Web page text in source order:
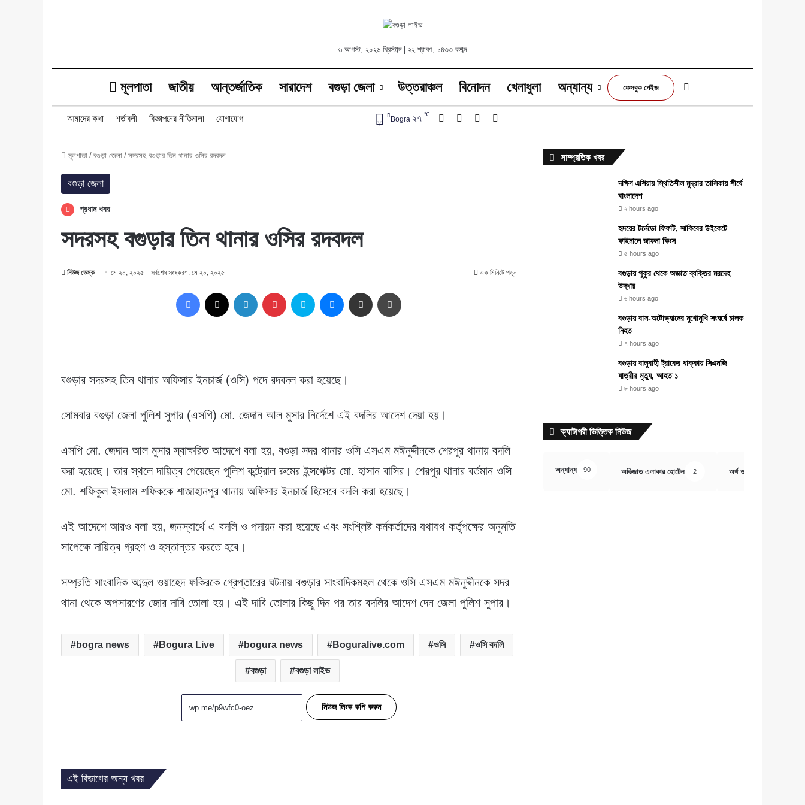
৬ আগস্ট, ২০২৬ খ্রিস্টাব্দ | ২২ শ্রাবণ, ১৪৩৩ বঙ্গাব্দ
মূলপাতা জাতীয় আন্তর্জাতিক সারাদেশ বগুড়া জেলা উত্তরাঞ্চল বিনোদন খেলাধুলা অন্যান্য ফেসবুক পেইজ
আমাদের কথা শর্তাবলী বিজ্ঞাপনের নীতিমালা যোগাযোগ Bogra ২৭ ℃ Facebook YouTube
মূলপাতা / বগুড়া জেলা / সদরসহ বগুড়ার তিন থানার ওসির রদবদল
বগুড়া জেলা
প্রধান খবর
সদরসহ বগুড়ার তিন থানার ওসির রদবদল
নিউজ ডেস্ক মে ২০, ২০২৫ সর্বশেষ সংষ্করণ: মে ২০, ২০২৫ এক মিনিটে পড়ুন
Facebook LinkedIn Pinterest Skype MessengerShare via Email
বগুড়ার সদরসহ তিন থানার অফিসার ইনচার্জ (ওসি) পদে রদবদল করা হয়েছে।
সোমবার বগুড়া জেলা পুলিশ সুপার (এসপি) মো. জেদান আল মুসার নির্দেশে এই বদলির আদেশ দেয়া হয়।
এসপি মো. জেদান আল মুসার স্বাক্ষরিত আদেশে বলা হয়, বগুড়া সদর থানার ওসি এসএম মঈনুদ্দীনকে শেরপুর থানায় বদলি
করা হয়েছে। তার স্থলে দায়িত্ব পেয়েছেন পুলিশ কন্ট্রোল রুমের ইন্সপেক্টর মো. হাসান বাসির। শেরপুর থানার বর্তমান ওসি
মো. শফিকুল ইসলাম শফিককে শাজাহানপুর থানায় অফিসার ইনচার্জ হিসেবে বদলি করা হয়েছে।
এই আদেশে আরও বলা হয়, জনস্বার্থে এ বদলি ও পদায়ন করা হয়েছে এবং সংশ্লিষ্ট কর্মকর্তাদের যথাযথ কর্তৃপক্ষের অনুমতি
সাপেক্ষে দায়িত্ব গ্রহণ ও হস্তান্তর করতে হবে।
সম্প্রতি সাংবাদিক আব্দুল ওয়াহেদ ফকিরকে গ্রেপ্তারের ঘটনায় বগুড়ার সাংবাদিকমহল থেকে ওসি এসএম মঈনুদ্দীনকে সদর
থানা থেকে অপসারণের জোর দাবি তোলা হয়। এই দাবি তোলার কিছু দিন পর তার বদলির আদেশ দেন জেলা পুলিশ সুপার।
bogra news Bogura Live bogura news Boguralive.com ওসি ওসি বদলি
বগুড়া বগুড়া লাইভ
নিউজ লিংক কপি করুন
এই বিভাগের অন্য খবর
সাম্প্রতিক খবর
দক্ষিণ এশিয়ায় স্থিতিশীল মুদ্রার তালিকায় শীর্ষে
বাংলাদেশ
২ hours ago
হৃদয়ের টর্নেডো ফিফটি, সাকিবের উইকেটে
ফাইনালে জাফনা কিংস
৫ hours ago
বগুড়ায় পুকুর থেকে অজ্ঞাত ব্যক্তির মরদেহ
উদ্ধার
৬ hours ago
বগুড়ায় বাস-অটোভ্যানের মুখোমুখি সংঘর্ষে চালক
নিহত
৭ hours ago
বগুড়ায় বালুবাহী ট্রাকের ধাক্কায় সিএনজি
যাত্রীর মৃত্যু, আহত ১
৮ hours ago
ক্যাটাগরী ভিত্তিক নিউজ
অন্যান্য 90 অভিজাত এলাকার হোটেল 2 অর্থ ও বানিজ্য